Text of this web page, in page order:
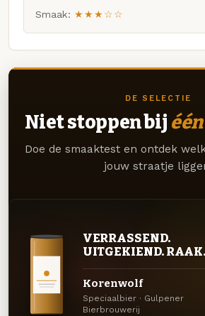
Smaak: ★★★☆☆
DE SELECTIE
Niet stoppen bij één
Doe de smaaktest en ontdek
jouw straatje
VERRASSEND.
UITGEKIEND. RAAK.
Korenwolf
Speciaalbier · Gulpener
Bierbrouwerij